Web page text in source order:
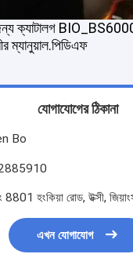
জন্য ক্যাটালগ
ম্যানুয়াল.পিডিএফ
যোগাযোগের ঠিকানা
Bo
হংকিয়া রোড, উক্সী,
এখন যোগাযোগ